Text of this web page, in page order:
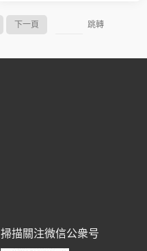
下一頁 跳轉
掃描關注微信公衆号